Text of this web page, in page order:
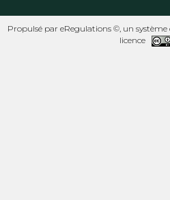
Propulsé par eRegulations ©, un système
licence